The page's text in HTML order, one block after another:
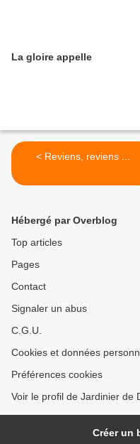
La gloire appelle
< Reviens, reviens ...
Hébergé par Overblog
Top articles
Pages
Contact
Signaler un abus
C.G.U.
Cookies et données
Préférences cookies
Voir le profil de Jardinier de
Créer un